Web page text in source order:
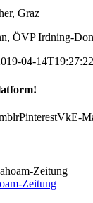
Graz
ÖVP Irdning-
04-
PinterestVkE-
Zeitung